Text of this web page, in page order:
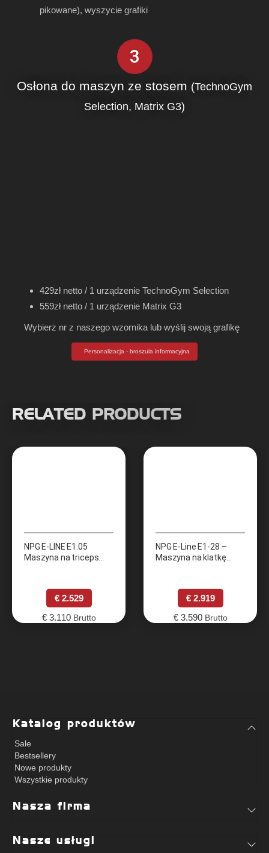
pikowane), wyszycie grafiki
3
Osłona do maszyn ze stosem (TechnoGym
Selection, Matrix G3)
429zł netto / 1 urządzenie TechnoGym Selection
559zł netto / 1 urządzenie Matrix G3
Wybierz nr z naszego wzornika lub wyślij swoją grafikę
Personalizacja - broszula informacyjna
RELATED PRODUCTS
NPG E-LINE E1.05
Maszyna na triceps
€2.529
€3.110 Brutto
NPG E-Line E1-28 –
Maszyna na klatkę
€2.919
€3.590 Brutto
Katalog produktów
Sale
Bestsellery
Nowe produkty
Wszystkie produkty
Nasza firma
Nasze usługi